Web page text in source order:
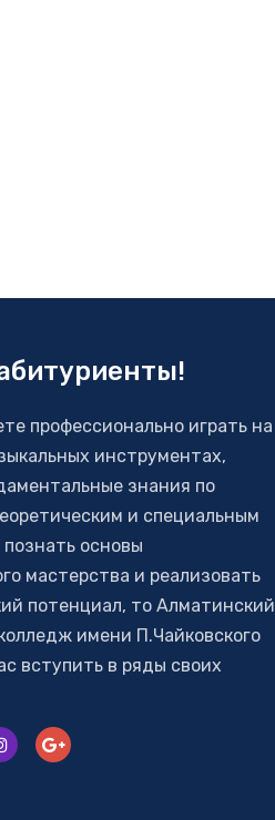
профессионально играть на
инструментах,
знания по
и специальным
основы
мастерства и реализовать
потенциал, то Алматинский
имени П.Чайковского
вступить в ряды своих